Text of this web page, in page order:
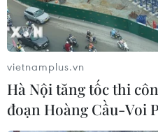
Theo dõi VietnamPlus
TIN LIÊN QUAN
vietnamplus.vn
Hà Nội tăng tốc thi
đoạn Hoàng Cầu-Voi